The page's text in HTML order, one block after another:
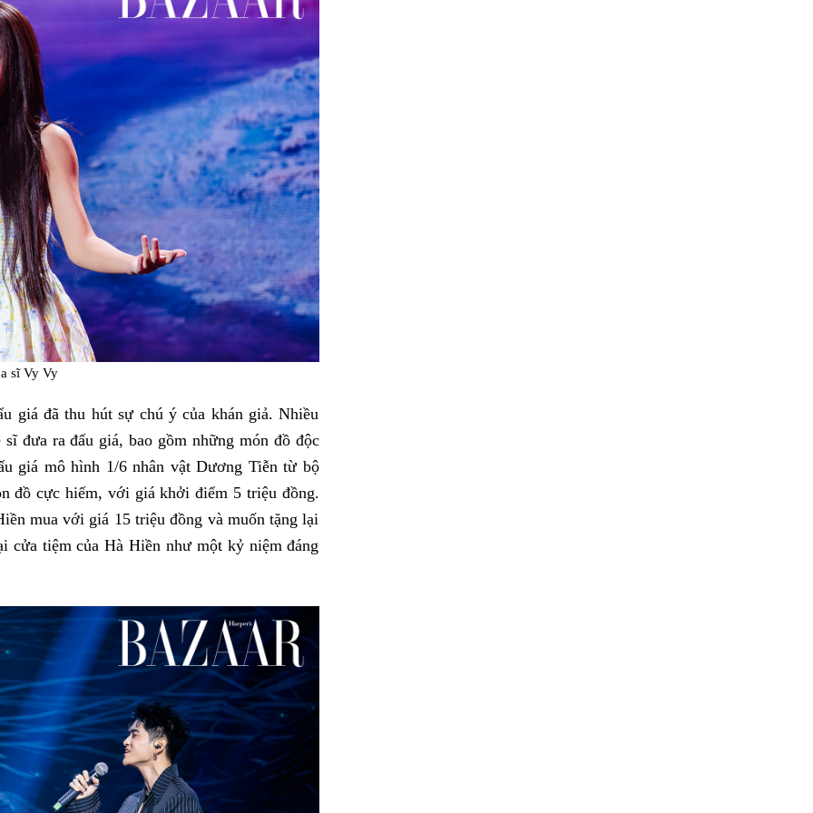
sĩ Vy Vy
giá đã thu hút sự chú ý của khán giả. Nhiều
đưa ra đấu giá, bao gồm những món đồ độc
giá mô hình 1/6 nhân vật Dương Tiễn từ bộ
đồ cực hiếm, với giá khởi điểm 5 triệu đồng.
mua với giá 15 triệu đồng và muốn tặng lại
cửa tiệm của Hà Hiền như một kỷ niệm đáng